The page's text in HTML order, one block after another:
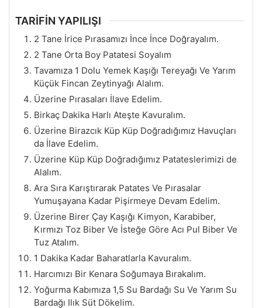
TARİFİN YAPILIŞI
2 Tane İrice Pırasamızı İnce İnce Doğrayalım.
2 Tane Orta Boy Patatesi Soyalım
Tavamıza 1 Dolu Yemek Kaşığı Tereyağı Ve Yarım
Küçük Fincan Zeytinyağı Alalım.
Üzerine Pırasaları İlave Edelim.
Birkaç Dakika Harlı Ateşte Kavuralım.
Üzerine Birazcık Küp Küp Doğradığımız Havuçları
da İlave Edelim.
Üzerine Küp Küp Doğradığımız Patateslerimizi de
Alalım.
Ara Sıra Karıştırarak Patates Ve Pırasalar
Yumuşayana Kadar Pişirmeye Devam Edelim.
Üzerine Birer Çay Kaşığı Kimyon, Karabiber,
Kırmızı Toz Biber Ve İsteğe Göre Acı Pul Biber Ve
Tuz Atalım.
1 Dakika Kadar Baharatlarla Kavuralım.
Harcımızı Bir Kenara Soğumaya Bırakalım.
Yoğurma Kabımıza 1,5 Su Bardağı Su Ve Yarım Su
Bardağı Ilık Süt Dökelim.